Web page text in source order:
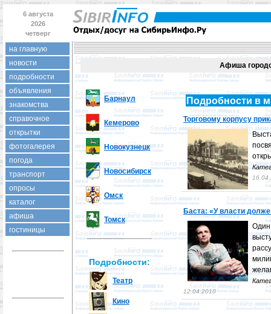
6 августа
2026
четверг
на главную
новости
подробности
объявления
знакомства
справочное
открытки
фотогалерея
погода
транспорт
опросы
каталог
афиша
гостиницы
Афиша
Барнаул
Кемерово
Новокузнецк
Новосибирск
Омск
Томск
Подробности:
Театр
Кино
Подробности в
Торговому корпусу
Баста: «У власти
12.04.2010